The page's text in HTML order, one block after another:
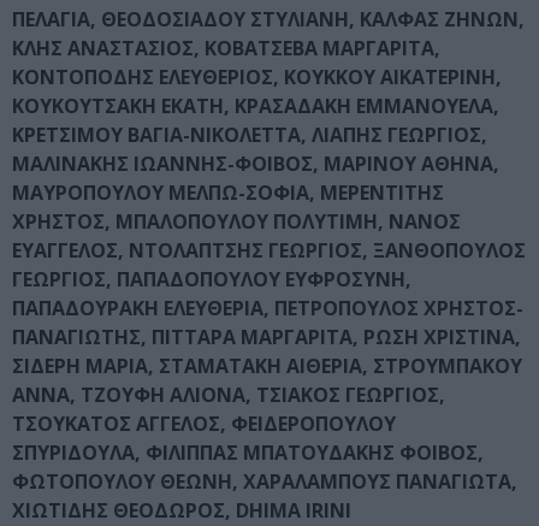
ΠΕΛΑΓΙΑ, ΘΕΟΔΟΣΙΑΔΟΥ ΣΤΥΛΙΑΝΗ, ΚΑΛΦΑΣ ΖΗΝΩΝ,
ΚΛΗΣ ΑΝΑΣΤΑΣΙΟΣ, ΚΟΒΑΤΣΕΒΑ ΜΑΡΓΑΡΙΤΑ,
ΚΟΝΤΟΠΟΔΗΣ ΕΛΕΥΘΕΡΙΟΣ, ΚΟΥΚΚΟΥ ΑΙΚΑΤΕΡΙΝΗ,
ΚΟΥΚΟΥΤΣΑΚΗ ΕΚΑΤΗ, ΚΡΑΣΑΔΑΚΗ ΕΜΜΑΝΟΥΕΛΑ,
ΚΡΕΤΣΙΜΟΥ ΒΑΓΙΑ-ΝΙΚΟΛΕΤΤΑ, ΛΙΑΠΗΣ ΓΕΩΡΓΙΟΣ,
ΜΑΛΙΝΑΚΗΣ ΙΩΑΝΝΗΣ-ΦΟΙΒΟΣ, ΜΑΡΙΝΟΥ ΑΘΗΝΑ,
ΜΑΥΡΟΠΟΥΛΟΥ ΜΕΛΠΩ-ΣΟΦΙΑ, ΜΕΡΕΝΤΙΤΗΣ
ΧΡΗΣΤΟΣ, ΜΠΑΛΟΠΟΥΛΟΥ ΠΟΛΥΤΙΜΗ, ΝΑΝΟΣ
ΕΥΑΓΓΕΛΟΣ, ΝΤΟΛΑΠΤΣΗΣ ΓΕΩΡΓΙΟΣ, ΞΑΝΘΟΠΟΥΛΟΣ
ΓΕΩΡΓΙΟΣ, ΠΑΠΑΔΟΠΟΥΛΟΥ ΕΥΦΡΟΣΥΝΗ,
ΠΑΠΑΔΟΥΡΑΚΗ ΕΛΕΥΘΕΡΙΑ, ΠΕΤΡΟΠΟΥΛΟΣ ΧΡΗΣΤΟΣ-
ΠΑΝΑΓΙΩΤΗΣ, ΠΙΤΤΑΡΑ ΜΑΡΓΑΡΙΤΑ, ΡΩΣΗ ΧΡΙΣΤΙΝΑ,
ΣΙΔΕΡΗ ΜΑΡΙΑ, ΣΤΑΜΑΤΑΚΗ ΑΙΘΕΡΙΑ, ΣΤΡΟΥΜΠΑΚΟΥ
ΑΝΝΑ, ΤΖΟΥΦΗ ΑΛΙΟΝΑ, ΤΣΙΑΚΟΣ ΓΕΩΡΓΙΟΣ,
ΤΣΟΥΚΑΤΟΣ ΑΓΓΕΛΟΣ, ΦΕΙΔΕΡΟΠΟΥΛΟΥ
ΣΠΥΡΙΔΟΥΛΑ, ΦΙΛΙΠΠΑΣ ΜΠΑΤΟΥΔΑΚΗΣ ΦΟΙΒΟΣ,
ΦΩΤΟΠΟΥΛΟΥ ΘΕΩΝΗ, ΧΑΡΑΛΑΜΠΟΥΣ ΠΑΝΑΓΙΩΤΑ,
ΧΙΩΤΙΔΗΣ ΘΕΟΔΩΡΟΣ, DHIMA IRINI